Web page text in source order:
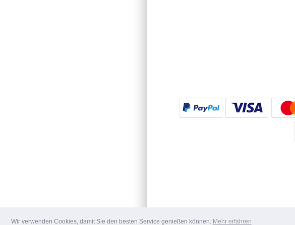
Wir verwenden Cookies, damit Sie den besten Service genießen können. Mehr erfahren